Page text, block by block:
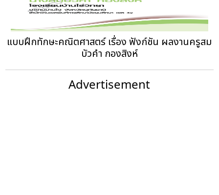
แบบฝึกทักษะคณิตศาสตร์ เรื่อง ฟังก์ชัน ผลงานครูสม
บัวคำ กองสิงห์
Advertisement